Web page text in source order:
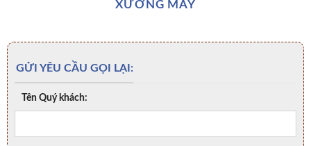
XƯỞNG MAY
GỬI YÊU CẦU GỌI LẠI:
Tên Quý khách: